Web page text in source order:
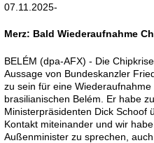
07.11.2025-
Merz: Bald Wiederaufnahme
BELÉM (dpa-AFX) - Die
Aussage von Bundeskanzler
zu sein für eine
brasilianischen Belém. Er habe
Ministerpräsidenten Dick Schoof
Kontakt miteinander und wir
Außenminister zu sprechen,